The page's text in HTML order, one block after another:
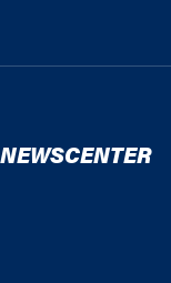
NEWSCENTER